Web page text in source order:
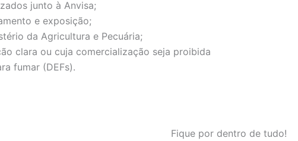
junto à Anvisa;
e exposição;
da Agricultura e Pecuária;
clara ou cuja comercialização seja proibida
fumar (DEFs).
Fique por dentro de tudo!